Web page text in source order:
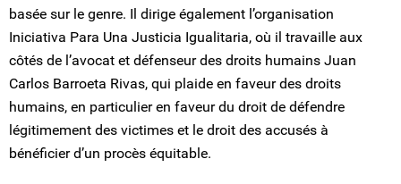
basée sur le genre. Il dirige également l’organisation
Iniciativa Para Una Justicia Igualitaria, où il travaille aux
côtés de l’avocat et défenseur des droits humains Juan
Carlos Barroeta Rivas, qui plaide en faveur des droits
humains, en particulier en faveur du droit de défendre
légitimement des victimes et le droit des accusés à
bénéficier d’un procès équitable.